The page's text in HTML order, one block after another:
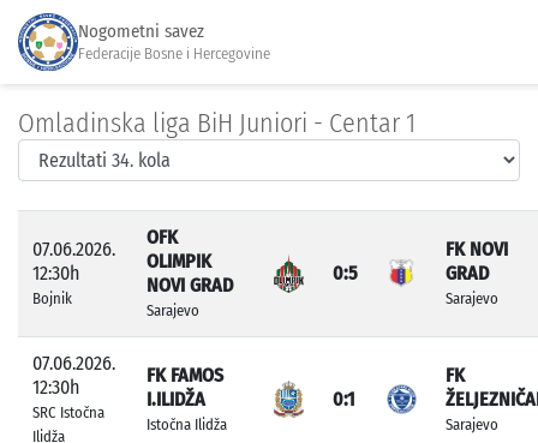
Nogometni savez
Federacije Bosne i Hercegovine
Omladinska liga BiH Juniori - Centar 1
07.06.2026.
12:30h
Bojnik
OFK
OLIMPIK
NOVI GRAD
Sarajevo
0:5
FK NOVI
GRAD
Sarajevo
07.06.2026.
12:30h
SRC Istočna
Ilidža
FK FAMOS
I.ILIDŽA
Istočna Ilidža
0:1
FK
Sarajevo